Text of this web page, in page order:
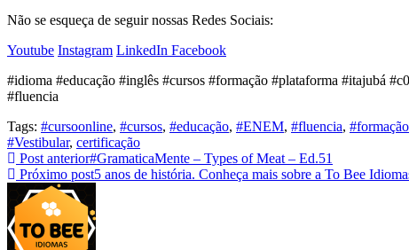
Não se esqueça de seguir nossas Redes Sociais:
Youtube Instagram LinkedIn Facebook
#idioma #educação #inglês #cursos #formação #plataforma #itajubá
#fluencia
Tags: #cursoonline, #cursos, #educação, #ENEM, #fluencia, #formação
#Vestibular, certificação
Post anterior#GramaticaMente – Types of Meat – Ed.51
Próximo post5 anos de história. Conheça mais sobre a To Bee